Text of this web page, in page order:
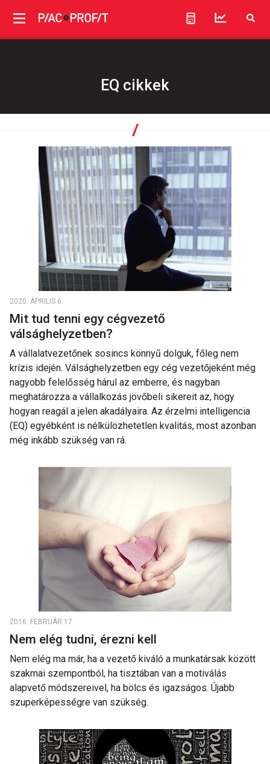
EQ cikkek
2020. ÁPRILIS 6.
Mit tud tenni egy cégvezető
válsághelyzetben?
A vállalatvezetőnek sosincs könnyű dolguk, főleg nem
krízis idején. Válsághelyzetben egy cég vezetőjeként még
nagyobb felelősség hárul az emberre, és nagyban
meghatározza a vállalkozás jövőbeli sikereit az, hogy
hogyan reagál a jelen akadályaira. Az érzelmi intelligencia
(EQ) egyébként is nélkülözhetetlen kvalitás, most azonban
még inkább szükség van rá.
2016. FEBRUÁR 17.
Nem elég tudni, érezni kell
Nem elég ma már, ha a vezető kiváló a munkatársak között
szakmai szempontból, ha tisztában van a motiválás
alapvető módszereivel, ha bölcs és igazságos. Újabb
szuperképességre van szükség.